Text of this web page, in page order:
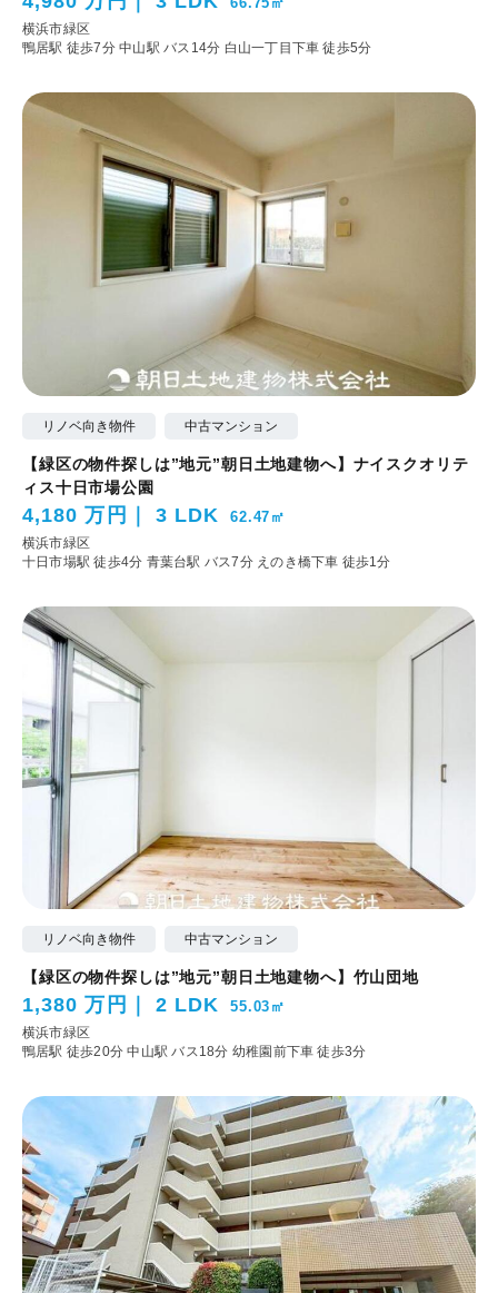
横浜市緑区
鴨居駅 徒歩7分中山駅 バス14分 白山一丁目下車 徒歩5分
リノベ向き物件 中古マンション
【緑区の物件探しは”地元”朝日土地建物へ】ナイスクオリテ
ィス十日市場公園
4,180 万円 3 LDK 62.47㎡
横浜市緑区
十日市場駅 徒歩4分 青葉台駅 バス7分 えのき橋下車 徒歩1分
リノベ向き物件 中古マンション
【緑区の物件探しは”地元”朝日土地建物へ】竹山団地
1,380 万円 2 LDK 55.03㎡
横浜市緑区
鴨居駅 徒歩20分中山駅 バス18分 幼稚園前下車 徒歩3分